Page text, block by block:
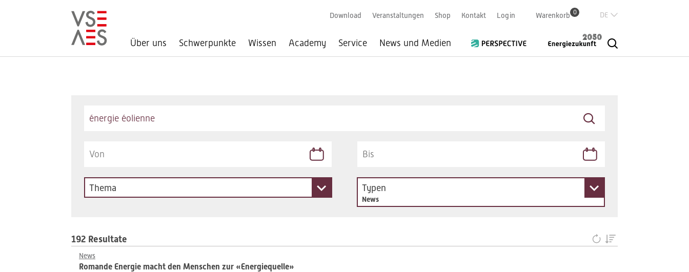
Über uns Schwerpunkte Wissen Academy Service News und Medien
Download Veranstaltungen Shop Kontakt Login Warenkorb 0
English
Thema Typen
News
192 Resultate
News
Romande Energie macht den Menschen zur «Energiequelle»